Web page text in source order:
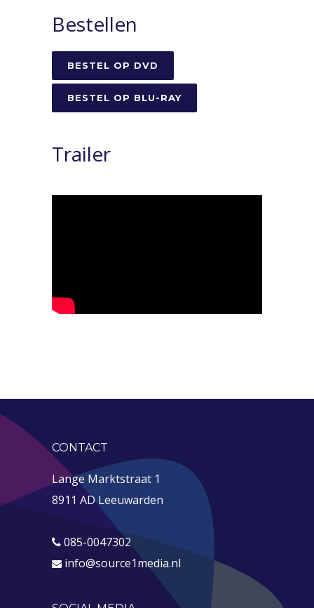
Bestellen
BESTEL OP DVD
BESTEL OP BLU-RAY
Trailer
CONTACT
Lange Marktstraat 1
8911 AD Leeuwarden
085-0047302
info@source1media.nl